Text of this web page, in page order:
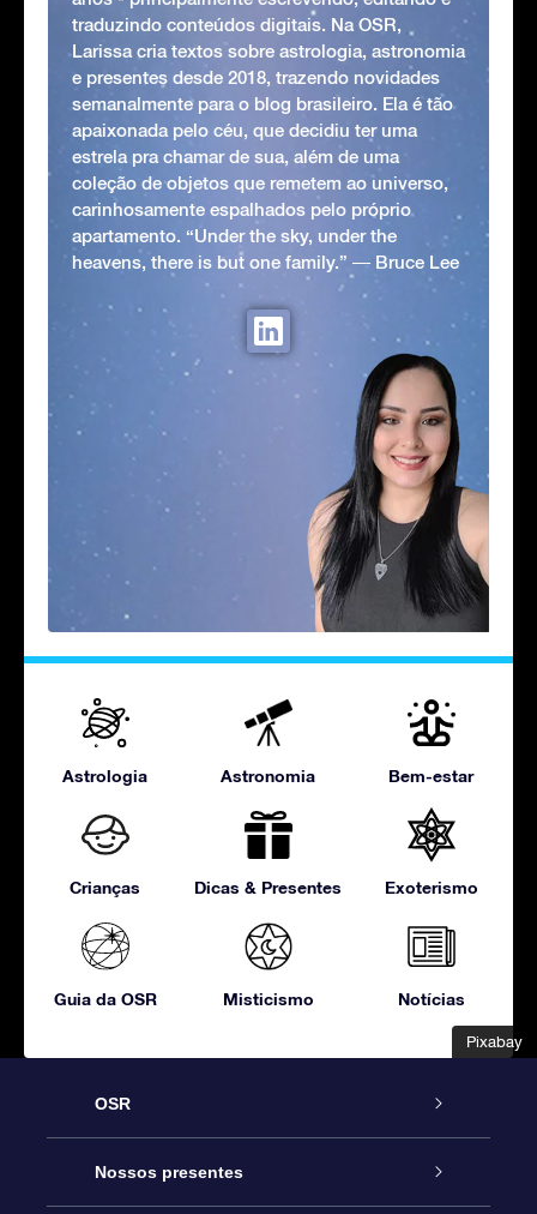
Pixabay
Pixabay
traduzindo conteúdos digitais. Na OSR,
Larissa cria textos sobre astrologia, astronomia
e presentes desde 2018, trazendo novidades
semanalmente para o blog brasileiro. Ela é tão
apaixonada pelo céu, que decidiu ter uma
estrela pra chamar de sua, além de uma
coleção de objetos que remetem ao universo,
carinhosamente espalhados pelo próprio
apartamento. “Under the sky, under the
heavens, there is but one family.” ― Bruce Lee
Astrologia Astronomia Bem-estar
Crianças Dicas & Presentes Exoterismo
Guia da OSR Misticismo Notícias
OSR
Serviço
Nossos presentes